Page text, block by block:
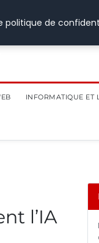
INFORMATIQUE ET
l’IA
politique de